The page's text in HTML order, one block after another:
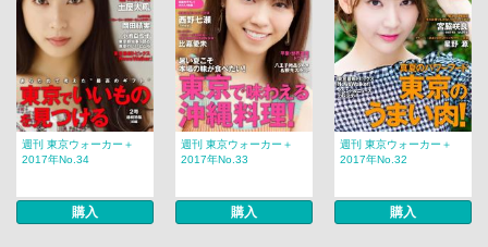
週刊 東京ウォーカー＋
2017年No.34
購入
週刊 東京ウォーカー＋
2017年No.33
購入
週刊 東京ウォーカー＋
2017年No.32
購入